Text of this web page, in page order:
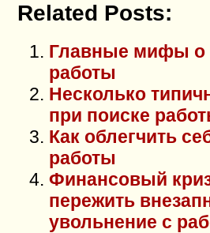
Related Posts:
Главные мифы о
работы
Несколько
при поиске
Как облегчить
работы
Финансовый
пережить
увольнение с